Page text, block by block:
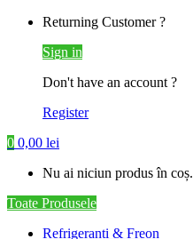
Returning Customer ?
Sign in
Don't have an account ?
Register
0 0,00 lei
Nu ai niciun produs în coș.
Toate Produsele
Refrigeranți & Freon